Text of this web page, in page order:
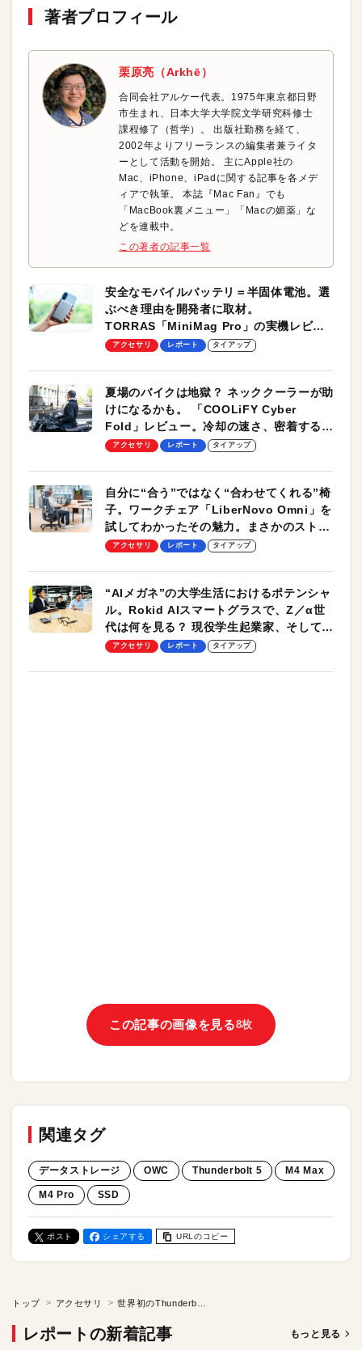
著者プロフィール
栗原亮（Arkhē）
合同会社アルケー代表。1975年東京都日野
市生まれ、日本大学大学院文学研究科修士
課程修了（哲学）。 出版社勤務を経て、
2002年よりフリーランスの編集者兼ライタ
ーとして活動を開始。 主にApple社の
Mac、iPhone、iPadに関する記事を各メデ
ィアで執筆。 本誌『Mac Fan』でも
「MacBook裏メニュー」「Macの媚薬」な
どを連載中。
この著者の記事一覧
安全なモバイルバッテリ＝半固体電池。選
ぶべき理由を開発者に取材。
TORRAS「MiniMag Pro」の実機レビュ
ーも
アクセサリ レポート タイアップ
夏場のバイクは地獄？ ネッククーラーが助
けになるかも。 「COOLiFY Cyber
Fold」レビュー。冷却の速さ、密着する冷
却プレート、シンプルな操作性がグッド！
アクセサリ レポート タイアップ
自分に“合う”ではなく“合わせてくれる”椅
子。ワークチェア「LiberNovo Omni」を
試してわかったその魅力。まさかのストレ
ッチ機能も搭載
アクセサリ レポート タイアップ
“AIメガネ”の大学生活におけるポテンシャ
ル。Rokid AIスマートグラスで、Z／α世
代は何を見る？ 現役学生起業家、そして教
授による体験会レポート【PR】
アクセサリ レポート タイアップ
この記事の画像を見る8枚
関連タグ
データストレージ OWC Thunderbolt 5 M4 Max
M4 Pro SSD
ポスト シェアする URLのコピー
トップ アクセサリ
レポートの新着記事 もっと見る